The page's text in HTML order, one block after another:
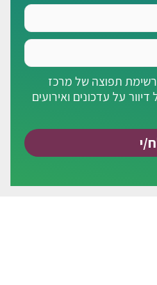
תפוצה של מרכז
על עדכונים ואירועים